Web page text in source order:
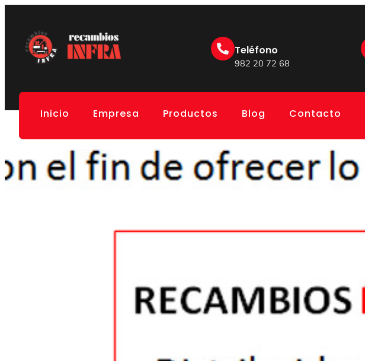
Teléfono
982 20 72 68
Inicio Empresa Productos Blog Contacto